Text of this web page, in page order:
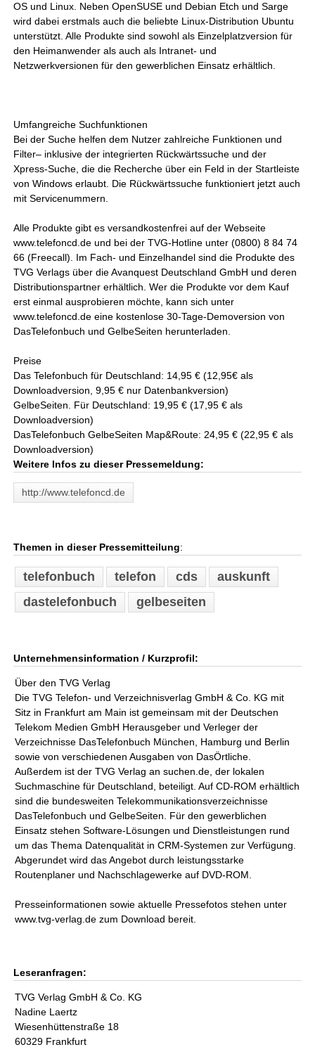
OS und Linux. Neben OpenSUSE und Debian Etch und Sarge
wird dabei erstmals auch die beliebte Linux-Distribution Ubuntu
unterstützt. Alle Produkte sind sowohl als Einzelplatzversion für
den Heimanwender als auch als Intranet- und
Netzwerkversionen für den gewerblichen Einsatz erhältlich.
Umfangreiche Suchfunktionen
Bei der Suche helfen dem Nutzer zahlreiche Funktionen und
Filter– inklusive der integrierten Rückwärtssuche und der
Xpress-Suche, die die Recherche über ein Feld in der Startleiste
von Windows erlaubt. Die Rückwärtssuche funktioniert jetzt auch
mit Servicenummern.
Alle Produkte gibt es versandkostenfrei auf der Webseite
www.telefoncd.de und bei der TVG-Hotline unter (0800) 8 84 74
66 (Freecall). Im Fach- und Einzelhandel sind die Produkte des
TVG Verlags über die Avanquest Deutschland GmbH und deren
Distributionspartner erhältlich. Wer die Produkte vor dem Kauf
erst einmal ausprobieren möchte, kann sich unter
www.telefoncd.de eine kostenlose 30-Tage-Demoversion von
DasTelefonbuch und GelbeSeiten herunterladen.
Preise
Das Telefonbuch für Deutschland: 14,95 € (12,95€ als
Downloadversion, 9,95 € nur Datenbankversion)
GelbeSeiten. Für Deutschland: 19,95 € (17,95 € als
Downloadversion)
DasTelefonbuch GelbeSeiten Map&Route: 24,95 € (22,95 € als
Downloadversion)
Weitere Infos zu dieser Pressemeldung:
http://www.telefoncd.de
Themen in dieser Pressemitteilung:
telefonbuch telefon cds
auskunft
dastelefonbuch
gelbeseiten
Unternehmensinformation / Kurzprofil:
Über den TVG Verlag
Die TVG Telefon- und Verzeichnisverlag GmbH & Co. KG mit
Sitz in Frankfurt am Main ist gemeinsam mit der Deutschen
Telekom Medien GmbH Herausgeber und Verleger der
Verzeichnisse DasTelefonbuch München, Hamburg und Berlin
sowie von verschiedenen Ausgaben von DasÖrtliche.
Außerdem ist der TVG Verlag an suchen.de, der lokalen
Suchmaschine für Deutschland, beteiligt. Auf CD-ROM erhältlich
sind die bundesweiten Telekommunikationsverzeichnisse
DasTelefonbuch und GelbeSeiten. Für den gewerblichen
Einsatz stehen Software-Lösungen und Dienstleistungen rund
um das Thema Datenqualität in CRM-Systemen zur Verfügung.
Abgerundet wird das Angebot durch leistungsstarke
Routenplaner und Nachschlagewerke auf DVD-ROM.
Presseinformationen sowie aktuelle Pressefotos stehen unter
www.tvg-verlag.de zum Download bereit.
Leseranfragen:
TVG Verlag GmbH & Co. KG
Nadine Laertz
Wiesenhüttenstraße 18
60329 Frankfurt